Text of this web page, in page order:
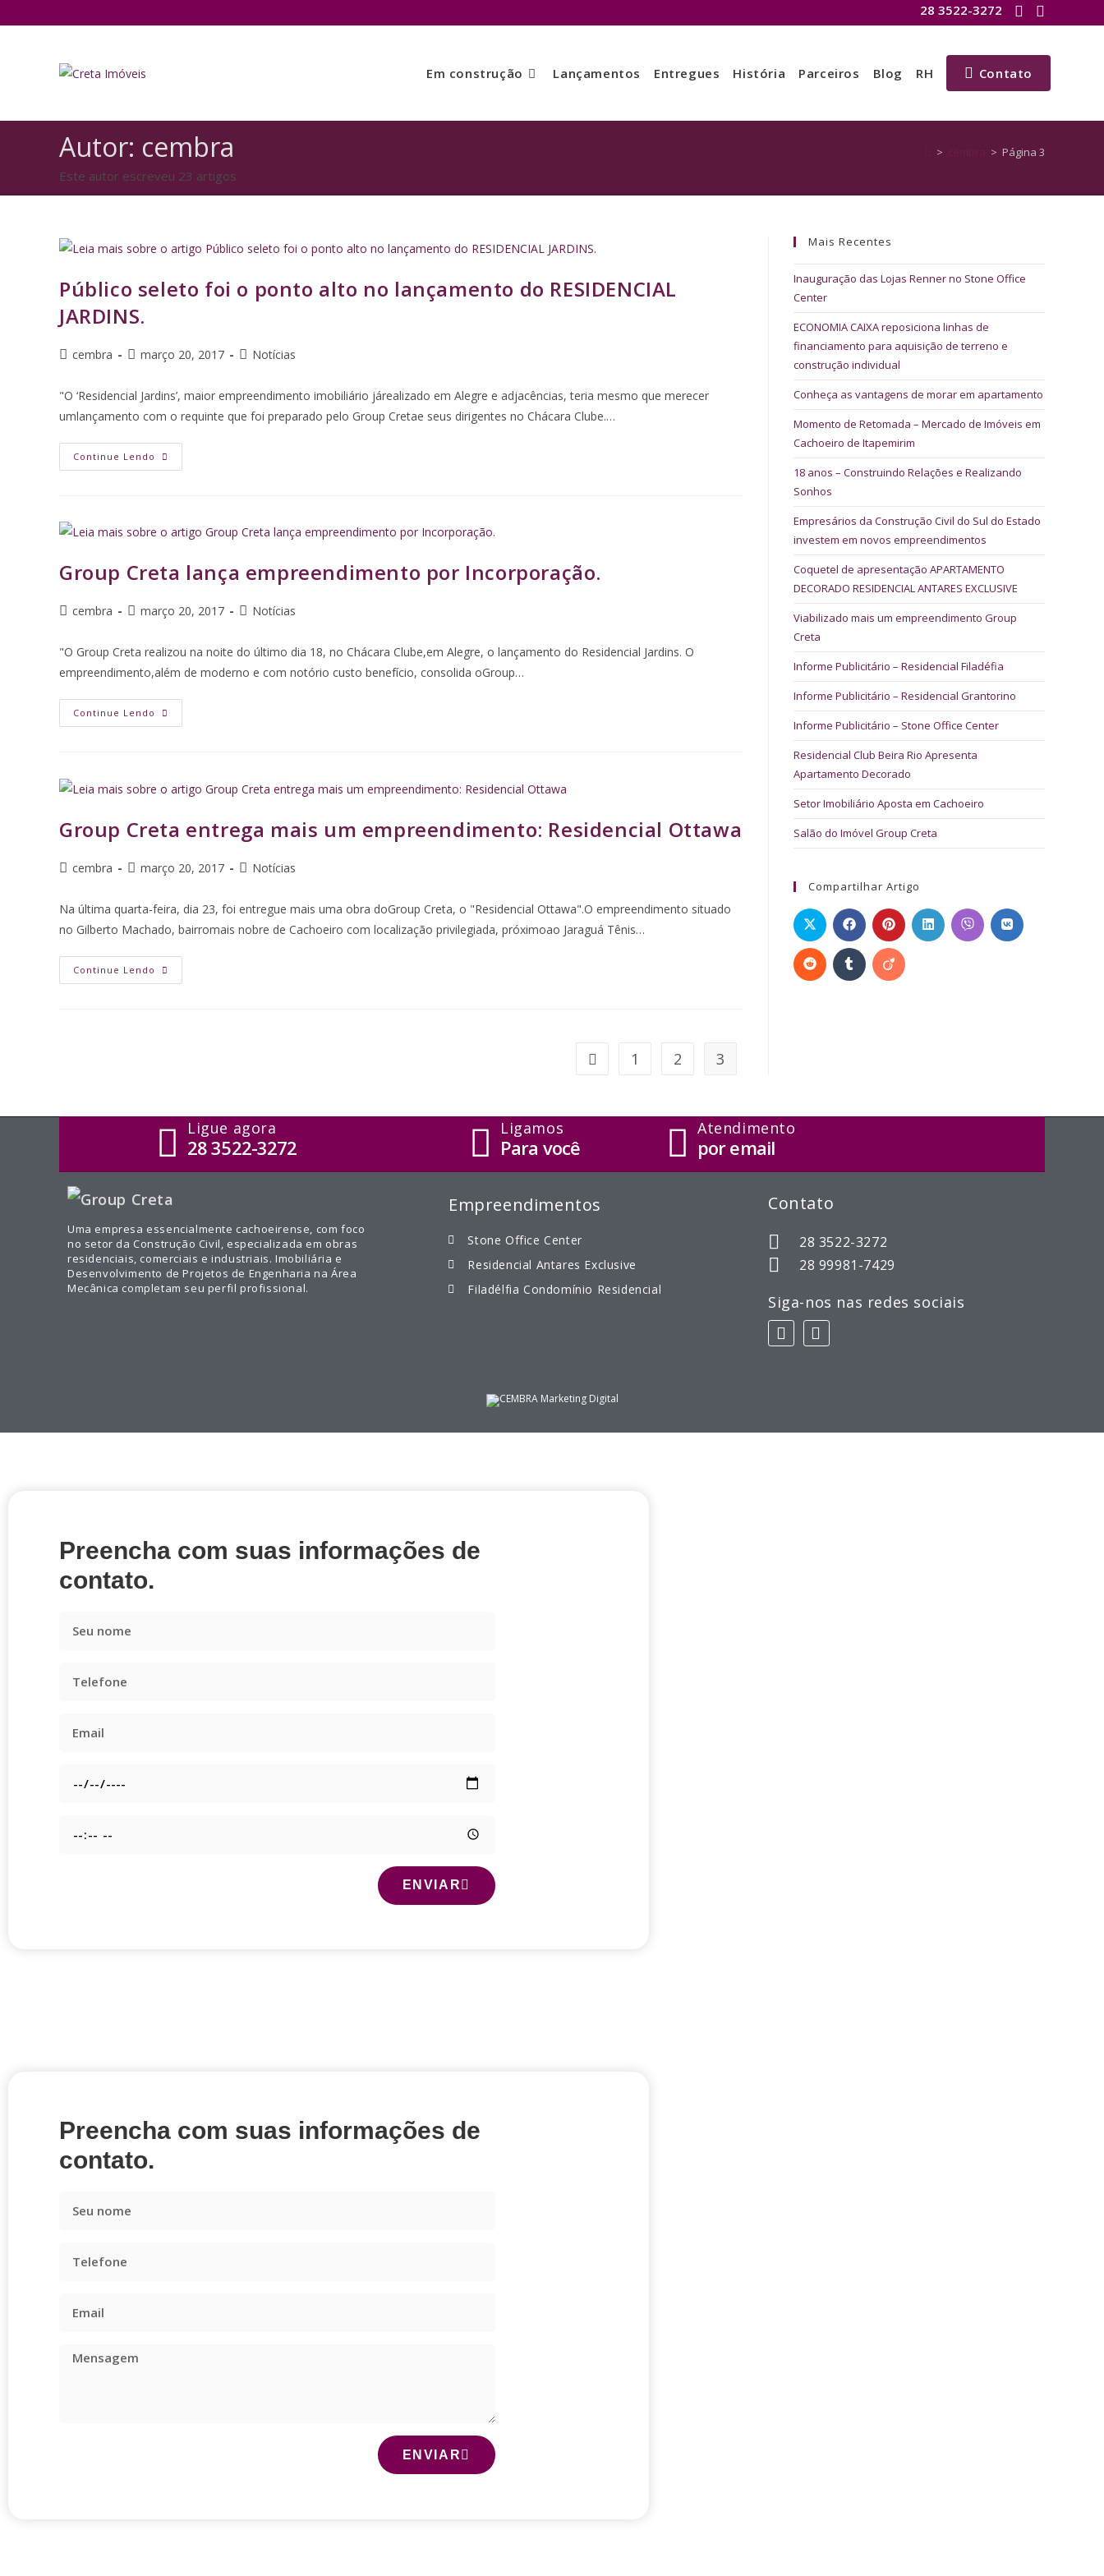
28 3522-3272
Em construção Lançamentos Entregues História Parceiros Blog RH Contato
Autor: cembra
Este autor escreveu 23 artigos
> > Página 3
Público seleto foi o ponto alto no lançamento do RESIDENCIAL
JARDINS.
cembra março 20, 2017 Notícias
"O ‘Residencial Jardins’, maior empreendimento imobiliário járealizado em Alegre e adjacências, teria mesmo que merecer
umlançamento com o requinte que foi preparado pelo Group Cretae seus dirigentes no Chácara Clube.…
Continue Lendo
Group Creta lança empreendimento por Incorporação.
cembra março 20, 2017 Notícias
"O Group Creta realizou na noite do último dia 18, no Chácara Clube,em Alegre, o lançamento do Residencial Jardins. O
empreendimento,além de moderno e com notório custo benefício, consolida oGroup…
Continue Lendo
Group Creta entrega mais um empreendimento: Residencial Ottawa
cembra março 20, 2017 Notícias
Na última quarta-feira, dia 23, foi entregue mais uma obra doGroup Creta, o "Residencial Ottawa".O empreendimento situado
no Gilberto Machado, bairromais nobre de Cachoeiro com localização privilegiada, próximoao Jaraguá Tênis…
Continue Lendo
1 2 3
Mais Recentes
Inauguração das Lojas Renner no Stone Office
Center
ECONOMIA CAIXA reposiciona linhas de
financiamento para aquisição de terreno e
construção individual
Conheça as vantagens de morar em apartamento
Momento de Retomada – Mercado de Imóveis em
Cachoeiro de Itapemirim
18 anos – Construindo Relações e Realizando
Sonhos
Empresários da Construção Civil do Sul do Estado
investem em novos empreendimentos
Coquetel de apresentação APARTAMENTO
DECORADO RESIDENCIAL ANTARES EXCLUSIVE
Viabilizado mais um empreendimento Group
Creta
Informe Publicitário – Residencial Filadéfia
Informe Publicitário – Residencial Grantorino
Informe Publicitário – Stone Office Center
Residencial Club Beira Rio Apresenta
Apartamento Decorado
Setor Imobiliário Aposta em Cachoeiro
Salão do Imóvel Group Creta
Compartilhar Artigo
Ligue agora
28 3522-3272
Ligamos
Para você
Atendimento
por email
Uma empresa essencialmente cachoeirense, com foco
no setor da Construção Civil, especializada em obras
residenciais, comerciais e industriais. Imobiliária e
Desenvolvimento de Projetos de Engenharia na Área
Mecânica completam seu perfil profissional.
Empreendimentos
Stone Office Center
Residencial Antares Exclusive
Filadélfia Condomínio Residencial
Contato
28 3522-3272
28 99981-7429
Siga-nos nas redes sociais
Preencha com suas informações de
contato.
ENVIAR
Preencha com suas informações de
contato.
ENVIAR